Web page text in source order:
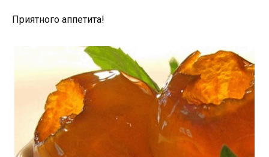
Приятного аппетита!